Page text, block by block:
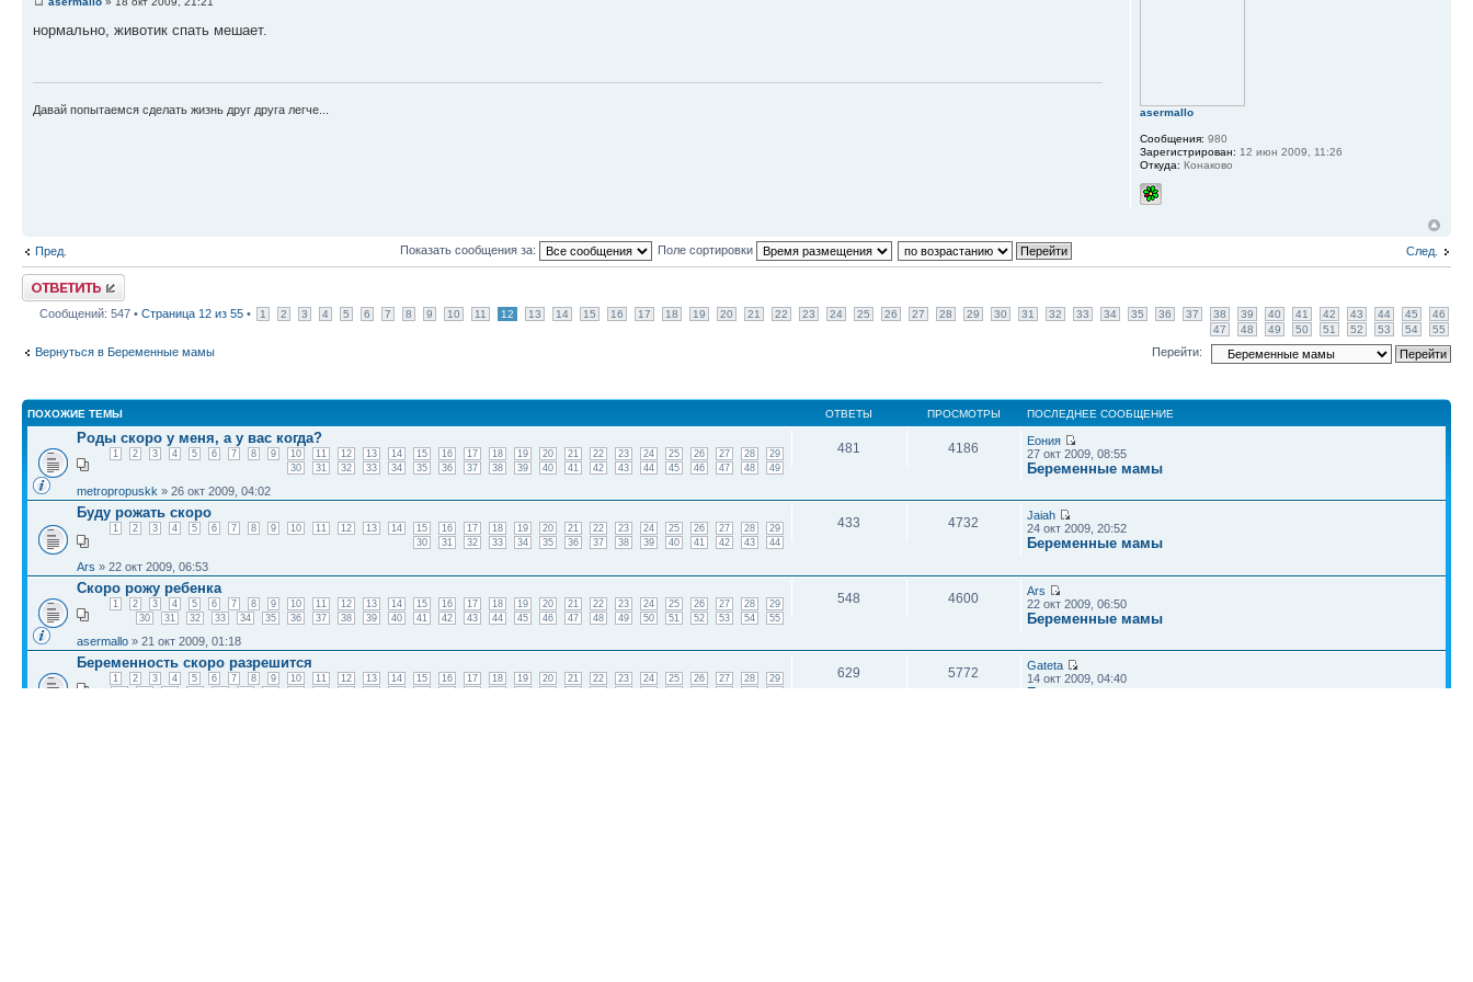
нормально, животик спать мешает.
Давай попытаемся сделать жизнь друг друга легче... asermallo
Сообщения: 980
Зарегистрирован: 12 июн 2009, 11:26
Откуда: Конаково
Пред. След.
Показать сообщения за: Поле сортировки
Ответить
Сообщений: 547 • Страница 12 из 55 • 1 2 3 4 5 6 7 8 9 10 11 12 13 14 15 16 17 18 19 20 21 22 23 24 25 26 27 28 29 30 31 32 33 34 35 36 37 38 39 40 41 42 43 44 45
46
47
48 49 50 51 52 53 54 55
Вернуться в Беременные мамы Перейти:
ПОХОЖИЕ ТЕМЫ ОТВЕТЫ ПРОСМОТРЫ ПОСЛЕДНЕЕ СООБЩЕНИЕ
Роды скоро у меня, а у вас когда?
1 2 3 4 5 6 7 8 9 10 11 12 13 14 15 16 17 18 19 20 21 22 23 24 25 26 27 28
29
30
31 32 33 34 35 36 37 38 39 40 41 42 43 44 45 46 47 48 49
metropropuskk » 26 окт 2009, 04:02
481 4186
Еония
27 окт 2009, 08:55
Беременные мамы
Буду рожать скоро
1 2 3 4 5 6 7 8 9 10 11 12 13 14 15 16 17 18 19 20 21 22 23 24 25 26 27 28
29
30
31 32 33 34 35 36 37 38 39 40 41 42 43 44
Ars » 22 окт 2009, 06:53
433 4732
Jaiah
24 окт 2009, 20:52
Беременные мамы
Скоро рожу ребенка
1 2 3 4 5 6 7 8 9 10 11 12 13 14 15 16 17 18 19 20 21 22 23 24 25 26 27 28
29
30
31 32 33 34 35 36 37 38 39 40 41 42 43 44 45 46 47 48 49 50 51 52 53 54 55
asermallo » 21 окт 2009, 01:18
548 4600
Ars
22 окт 2009, 06:50
Беременные мамы
Беременность скоро разрешится
1 2 3 4 5 6 7 8 9 10 11 12 13 14 15 16 17 18 19 20 21 22 23 24 25 26 27 28
29
629 5772
Gateta
14 окт 2009, 04:40
Беременные мамы